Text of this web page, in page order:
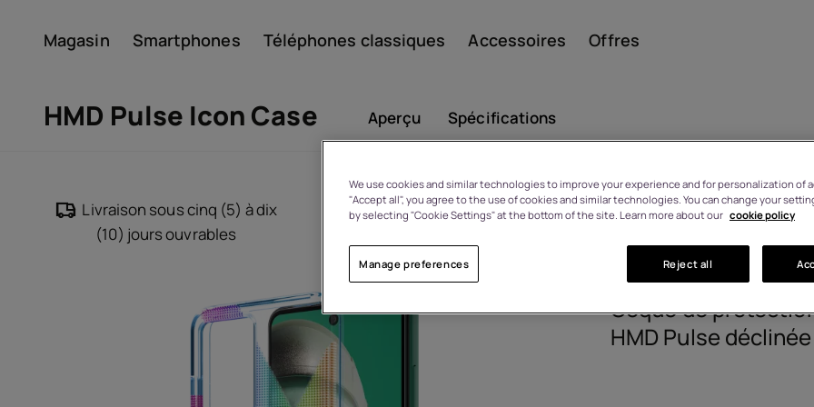
Magasin Smartphones Téléphones classiques Accessoires Offres
À propos
Recyclage des appareils
HMD Pulse Icon Case Aperçu Spécifications
Livraison sous cinq (5) à dix
(10) jours ouvrables
Retours sous 14 jours en cas de
HMD
8P00000296
Coque de
HMD Pulse
We use cookies and similar technologies to improve your experience and for personalization of
"Accept all", you agree to the use of cookies and similar technologies. You can change your
by selecting "Cookie Settings" at the bottom of the site. Learn more about our cookie policy
Manage preferences Reject all